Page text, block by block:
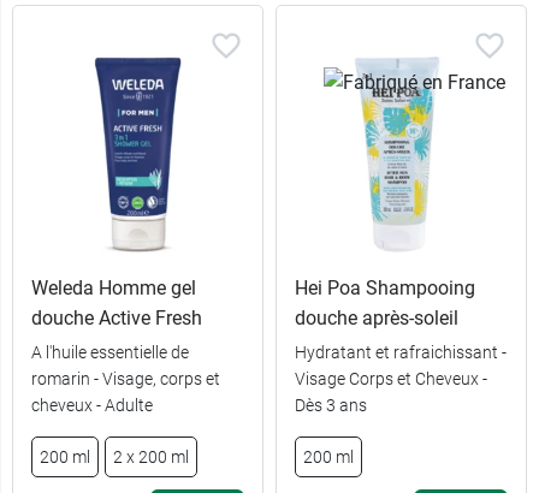
1 L 6,49 €
100 ml 1,89 €
200 ml
recharge 900
Weleda Homme gel
douche Active Fresh
A l'huile essentielle de
romarin - Visage, corps et
cheveux - Adulte
200 ml 2 x 200 ml
Hei Poa Shampooing
douche après-soleil
Hydratant et rafraichissant -
Visage Corps et Cheveux -
Dès 3 ans
200 ml